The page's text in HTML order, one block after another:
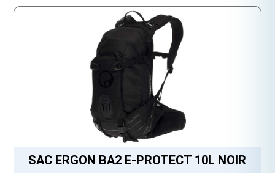
SAC ERGON BA2 E-PROTECT 10L NOIR